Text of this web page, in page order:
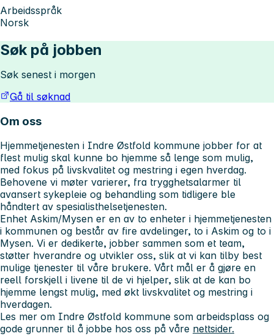
Arbeidsspråk
Norsk
Søk på jobben
Søk senest i morgen
Gå til søknad
Om oss
Hjemmetjenesten i Indre Østfold kommune jobber for at
flest mulig skal kunne bo hjemme så lenge som mulig,
med fokus på livskvalitet og mestring i egen hverdag.
Behovene vi møter varierer, fra trygghetsalarmer til
avansert sykepleie og behandling som tidligere ble
håndtert av spesialisthelsetjenesten.
Enhet Askim/Mysen er en av to enheter i hjemmetjenesten
i kommunen og består av fire avdelinger, to i Askim og to i
Mysen. Vi er dedikerte, jobber sammen som et team,
støtter hverandre og utvikler oss, slik at vi kan tilby best
mulige tjenester til våre brukere. Vårt mål er å gjøre en
reell forskjell i livene til de vi hjelper, slik at de kan bo
hjemme lengst mulig, med økt livskvalitet og mestring i
hverdagen.
Les mer om Indre Østfold kommune som arbeidsplass og
gode grunner til å jobbe hos oss på våre nettsider.